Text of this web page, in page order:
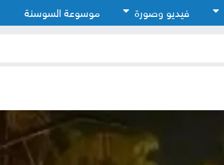
فيديو وصورة موسوعة السوسنة